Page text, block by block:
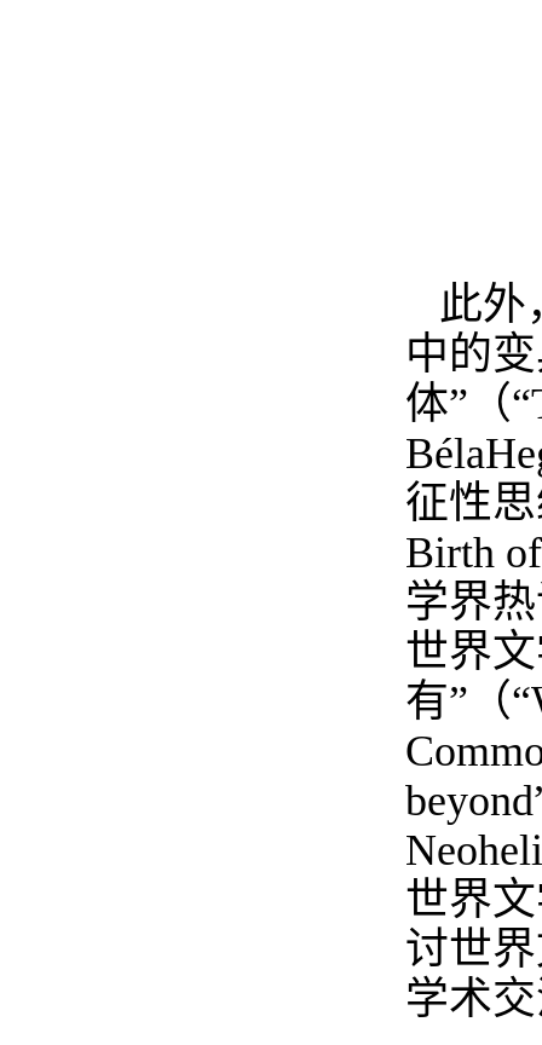
此外
中的
体” （
征性
Birth
学界
世界
有” （
世界
讨世
学术